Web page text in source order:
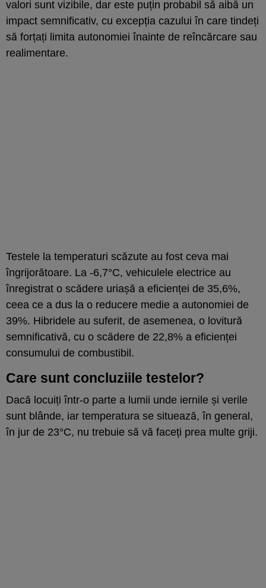
valori sunt vizibile, dar este puțin probabil să aibă un
impact semnificativ, cu excepția cazului în care tindeți
să forțați limita autonomiei înainte de reîncărcare sau
realimentare.
Testele la temperaturi scăzute au fost ceva mai
îngrijorătoare. La -6,7°C, vehiculele electrice au
înregistrat o scădere uriașă a eficienței de 35,6%,
ceea ce a dus la o reducere medie a autonomiei de
39%. Hibridele au suferit, de asemenea, o lovitură
semnificativă, cu o scădere de 22,8% a eficienței
consumului de combustibil.
Care sunt concluziile testelor?
Dacă locuiți într-o parte a lumii unde iernile și verile
sunt blânde, iar temperatura se situează, în general,
în jur de 23°C, nu trebuie să vă faceți prea multe griji.